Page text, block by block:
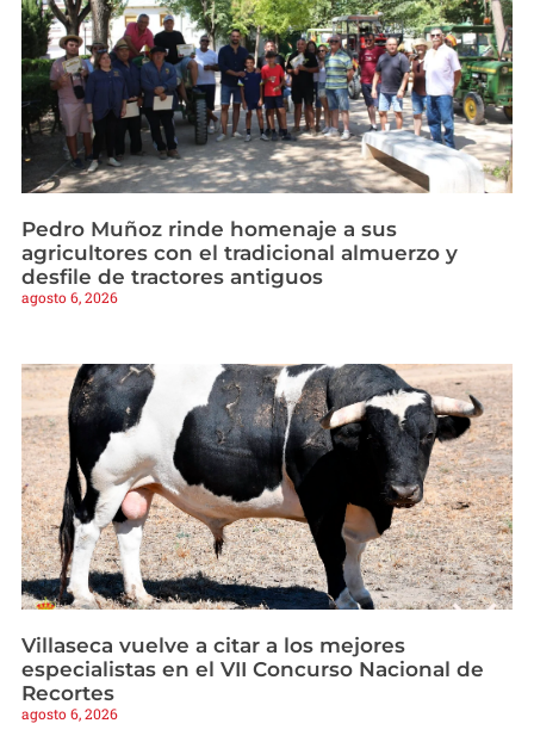
Pedro Muñoz rinde homenaje a sus
agricultores con el tradicional almuerzo y
desfile de tractores antiguos
agosto 6, 2026
Villaseca vuelve a citar a los mejores
especialistas en el VII Concurso Nacional de
Recortes
agosto 6, 2026